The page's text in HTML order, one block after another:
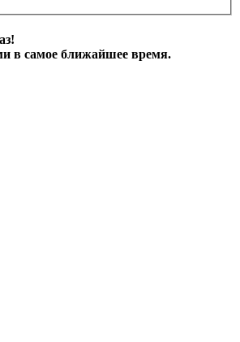
в самое ближайшее время.